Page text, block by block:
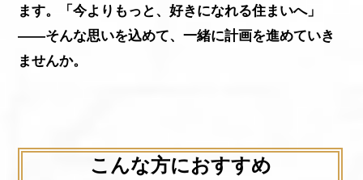
ます。「今よりもっと、好きになれる住まいへ」
――そんな思いを込めて、一緒に計画を進めていき
ませんか。
こんな方におすすめ